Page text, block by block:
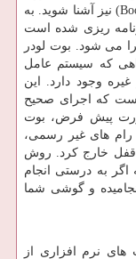
بهتر است با مفهومی به نام بوت لودر (Bootloader) نیز آشنا شوید. به
‌ریزی ‌شده است
می ‌شود. بوت لودر
که سیستم عامل
وجود دارد. این
است که اجرای صحیح
پیش‌ فرض، بوت
های غیر رسمی،
قفل خارج کرد. روش‌
اگر به درستی انجام
و گوشی شما
نرم افزاری از